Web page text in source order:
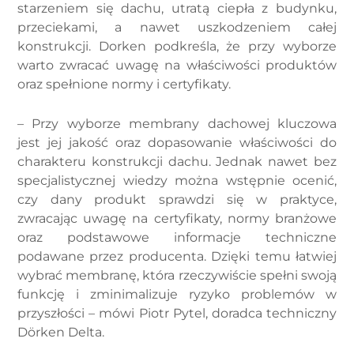
starzeniem się dachu, utratą ciepła z budynku,
przeciekami, a nawet uszkodzeniem całej
konstrukcji. Dorken podkreśla, że przy wyborze
warto zwracać uwagę na właściwości produktów
oraz spełnione normy i certyfikaty.
– Przy wyborze membrany dachowej kluczowa
jest jej jakość oraz dopasowanie właściwości do
charakteru konstrukcji dachu. Jednak nawet bez
specjalistycznej wiedzy można wstępnie ocenić,
czy dany produkt sprawdzi się w praktyce,
zwracając uwagę na certyfikaty, normy branżowe
oraz podstawowe informacje techniczne
podawane przez producenta. Dzięki temu łatwiej
wybrać membranę, która rzeczywiście spełni swoją
funkcję i zminimalizuje ryzyko problemów w
przyszłości – mówi Piotr Pytel, doradca techniczny
Dörken Delta.